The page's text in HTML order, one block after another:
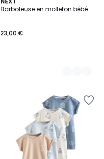
Barboteuse en molleton bébé
23,00 €
2
Couleurs